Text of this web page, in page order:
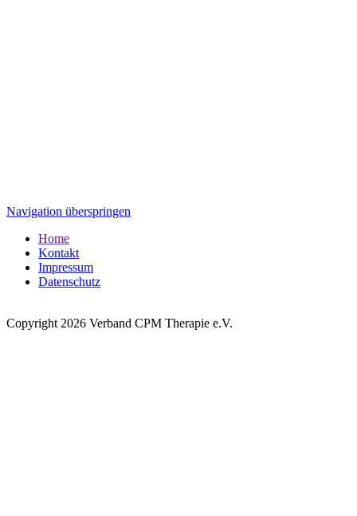
Navigation überspringen
Home
Kontakt
Impressum
Datenschutz
Copyright 2026 Verband CPM Therapie e.V.